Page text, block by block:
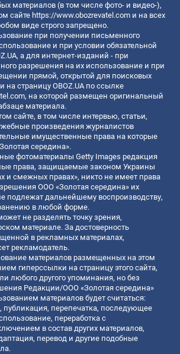
материалов (в том числе фото- и видео-),
сайте https://www.obozrevatel.com и на всех
виде строго запрещено.
при получении письменного
и при условии обязательной
а для интернет-изданий - при
разрешения на их использование и при
прямой, открытой для поисковых
на страницу OBOZ.UA по ссылке
, на которой размещен оригинальный
материала.
сайте, в том числе интервью, статьи,
произведения журналистов
имущественные права на которые
середина».
фотоматериалы Getty Images редакция
права, защищаемые законом Украины
и смежных правах», никто не имеет права
ООО «Золотая середина» их
подлежат дальнейшему воспроизводству,
в любой форме.
не разделять точку зрения,
материале. За достоверность
в рекламных материалах,
рекламодатель.
материалов размещенных на этом
гиперссылки на страницу этого сайта,
любого другого упоминания, но без
Редакции/ООО «Золотая середина»
материалов будет считаться:
публикация, перепечатка, последующее
переработка с
в состав других материалов,
перевод и другие подобные